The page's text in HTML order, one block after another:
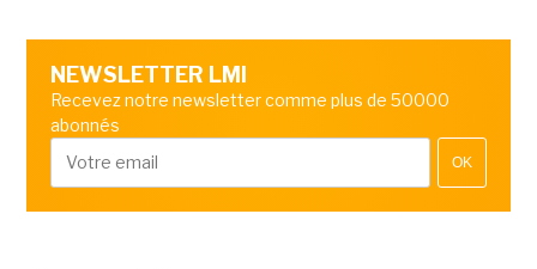
NEWSLETTER LMI
Recevez notre newsletter comme plus de 50000
abonnés
OK